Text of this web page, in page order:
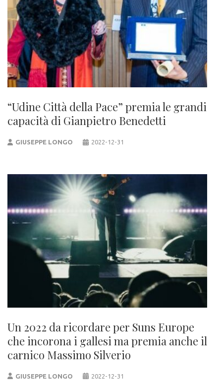
“Udine Città della Pace” premia le grandi
capacità di Gianpietro Benedetti
GIUSEPPE LONGO 2022-12-31
Un 2022 da ricordare per Suns Europe
che incorona i gallesi ma premia anche il
carnico Massimo Silverio
GIUSEPPE LONGO 2022-12-31